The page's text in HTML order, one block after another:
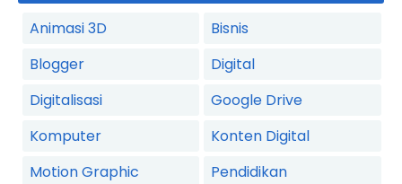
Animasi 3D
Bisnis
Blogger
Digital
Digitalisasi
Google Drive
Komputer
Konten Digital
Motion Graphic
Pendidikan